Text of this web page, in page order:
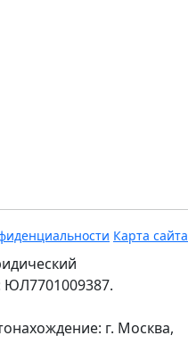
Карта сайта
ЮЛ7701009387.
г. Москва,